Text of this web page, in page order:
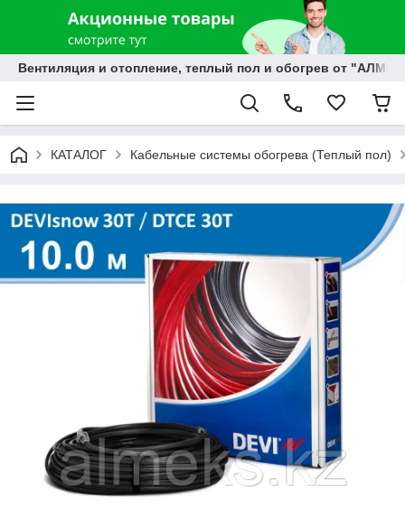
Вентиляция и отопление, теплый пол и обогрев от
КАТАЛОГ Кабельные системы обогрева (Теплый пол)